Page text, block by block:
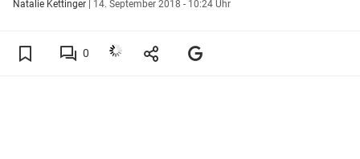
Natalie Kettinger | 14. September 2018 - 10:24 Uhr
0